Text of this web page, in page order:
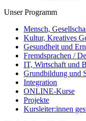
Unser Programm
Mensch,
Kultur, Kreatives
Gesundheit und
Fremdsprachen /
IT, Wirtschaft und
Grundbildung und
Integration
ONLINE-Kurse
Projekte
Kursleiter:innen